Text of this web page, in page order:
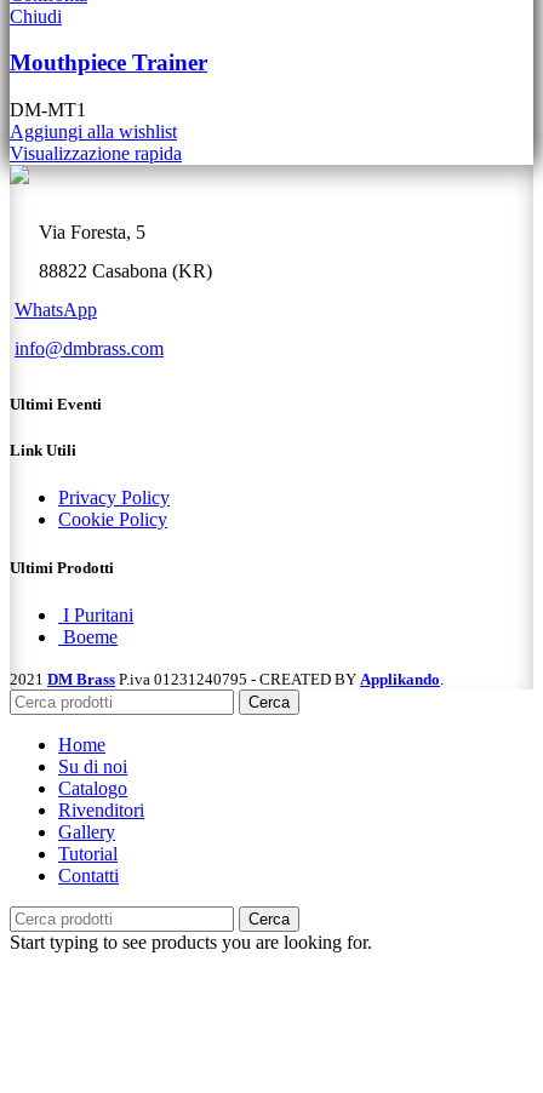
Chiudi
Mouthpiece Trainer
DM-MT1
Aggiungi alla wishlist
Visualizzazione rapida
Via Foresta, 5
88822 Casabona (KR)
WhatsApp
info@dmbrass.com
Ultimi Eventi
Link Utili
Privacy Policy
Cookie Policy
Ultimi Prodotti
I Puritani
Boeme
2021 DM Brass P.iva 01231240795 - CREATED BY Applikando
Cerca
Home
Su di noi
Catalogo
Rivenditori
Gallery
Tutorial
Contatti
Cerca
Start typing to see products you are looking for.